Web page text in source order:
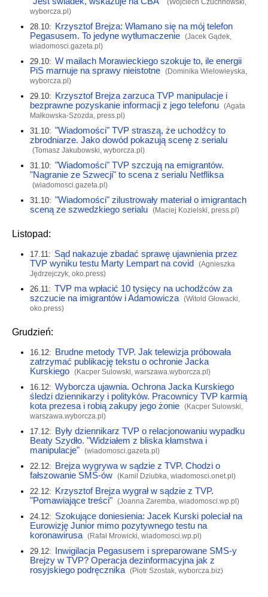
(Wojciech Czuchnowski,
wyborcza.pl)
28.10: Krzysztof Brejza: Włamano się na mój telefon
Pegasusem. To jedyne wytłumaczenie (Jacek Gądek,
wiadomosci.gazeta.pl)
29.10: W mailach Morawieckiego szokuje to, ile energii
PiS marnuje na sprawy nieistotne (Dominika Wielowieyska,
wyborcza.pl)
29.10: Krzysztof Brejza zarzuca TVP manipulacje i
bezprawne pozyskanie informacji z jego telefonu (Agata
Małkowska-Szozda, press.pl)
31.10: "Wiadomości" TVP straszą, że uchodźcy to
zbrodniarze. Jako dowód pokazują scenę z serialu
(Tomasz Jakubowski, wyborcza.pl)
31.10: "Wiadomości" TVP szczują na emigrantów.
"Nagranie ze Szwecji" to scena z serialu Netfliksa
(wiadomosci.gazeta.pl)
31.10: "Wiadomości" zilustrowały materiał o imigrantach
sceną ze szwedzkiego serialu (Maciej Kozielski, press.pl)
Listopad:
17.11: Sąd nakazuje zbadać sprawę ujawnienia przez
TVP wyniku testu Marty Lempart na covid
(Agnieszka
Jędrzejczyk, oko.press)
26.11: TVP ma wpłacić 10 tysięcy na uchodźców za
szczucie na imigrantów i Adamowicza (Witold Głowacki,
oko.press)
Grudzień:
16.12: Brudne metody TVP. Jak telewizja próbowała
zatrzymać publikację tekstu o ochronie Jacka
Kurskiego (Kacper Sulowski, warszawa.wyborcza.pl)
16.12: Wyborcza ujawnia. Ochrona Jacka Kurskiego
śledzi dziennikarzy i polityków. Pracownicy TVP karmią
kota prezesa i robią zakupy jego żonie (Kacper Sulowski,
warszawa.wyborcza.pl)
17.12: Były dziennikarz TVP o relacjonowaniu wypadku
Beaty Szydło. "Widziałem z bliska kłamstwa i
manipulacje" (wiadomosci.gazeta.pl)
22.12: Brejza wygrywa w sądzie z TVP. Chodzi o
fałszowanie SMS-ów (Kamil Dziubka, wiadomosci.onet.pl)
22.12: Krzysztof Brejza wygrał w sądzie z TVP.
"Pomawiające treści" (Joanna Zaremba, wiadomosci.wp.pl)
24.12: Szokujące doniesienia: Jacek Kurski poleciał na
Eurowizję Junior mimo pozytywnego testu na
koronawirusa (Rafał Mrowicki, wiadomosci.wp.pl)
29.12:
Inwigilacja Pegasusem i spreparowane SMS-y
Brejzy w TVP? Operacja dezinformacyjna jak z
rosyjskiego podręcznika (Piotr Szostak, wyborcza.biz)